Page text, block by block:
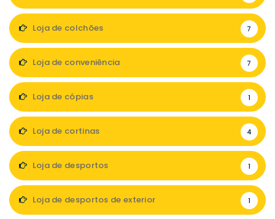
Loja de colchões 7
Loja de conveniência 7
Loja de cópias 1
Loja de cortinas 4
Loja de desportos 1
Loja de desportos de exterior 1